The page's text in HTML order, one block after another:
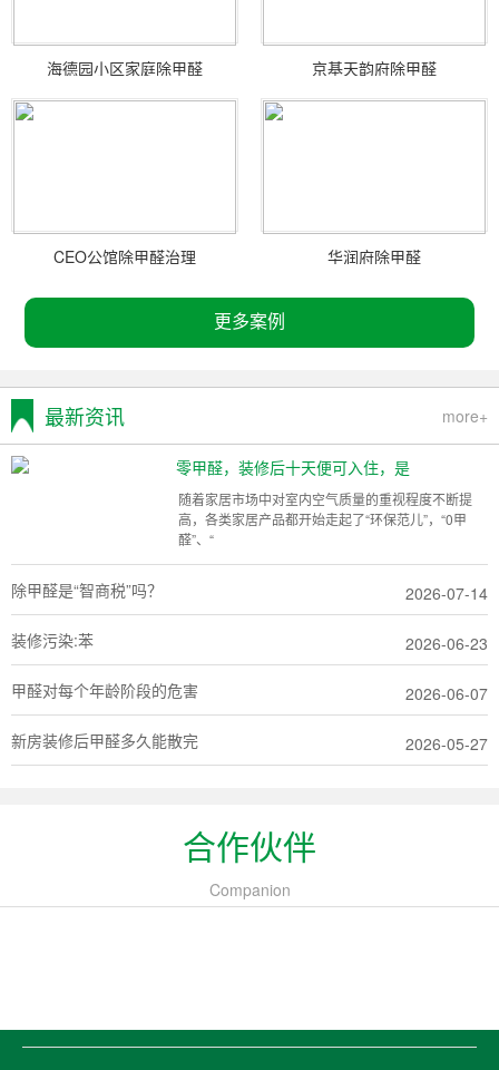
海德园小区家庭除甲醛 京基天韵府除甲醛
CEO公馆除甲醛治理 华润府除甲醛
更多案例
最新资讯 more+
零甲醛，装修后十天便可入住，是
随着家居市场中对室内空气质量的重视程度不断提
高，各类家居产品都开始走起了“环保范儿”，“0甲
醛”、“
除甲醛是“智商税”吗？ 2026-07-14
装修污染:苯 2026-06-23
甲醛对每个年龄阶段的危害 2026-06-07
新房装修后甲醛多久能散完 2026-05-27
合作伙伴
Companion